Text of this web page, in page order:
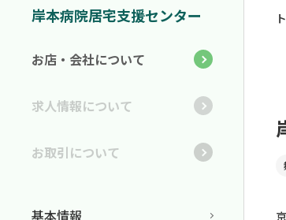
岸本病院居宅支援センター
お店・会社について
求人情報について
お取引について
基本情報